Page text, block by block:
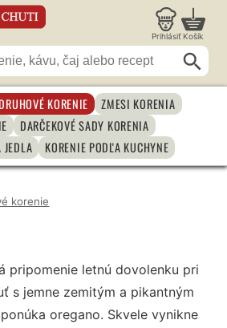
Prihlásiť Košík
KORENIE
ZMESI KORENIA
DARČEKOVÉ SADY KORENIA
JEDLA
KORENIE PODĽA KUCHYNE
korenie
pripomenie letnú dovolenku pri
s jemne zemitým a pikantným
oregano. Skvele vynikne